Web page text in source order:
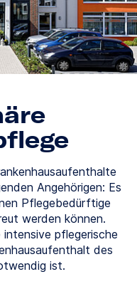
Angehörigen: Es
Pflegebedürftige
werden können.
intensive pflegerische
des
ist.